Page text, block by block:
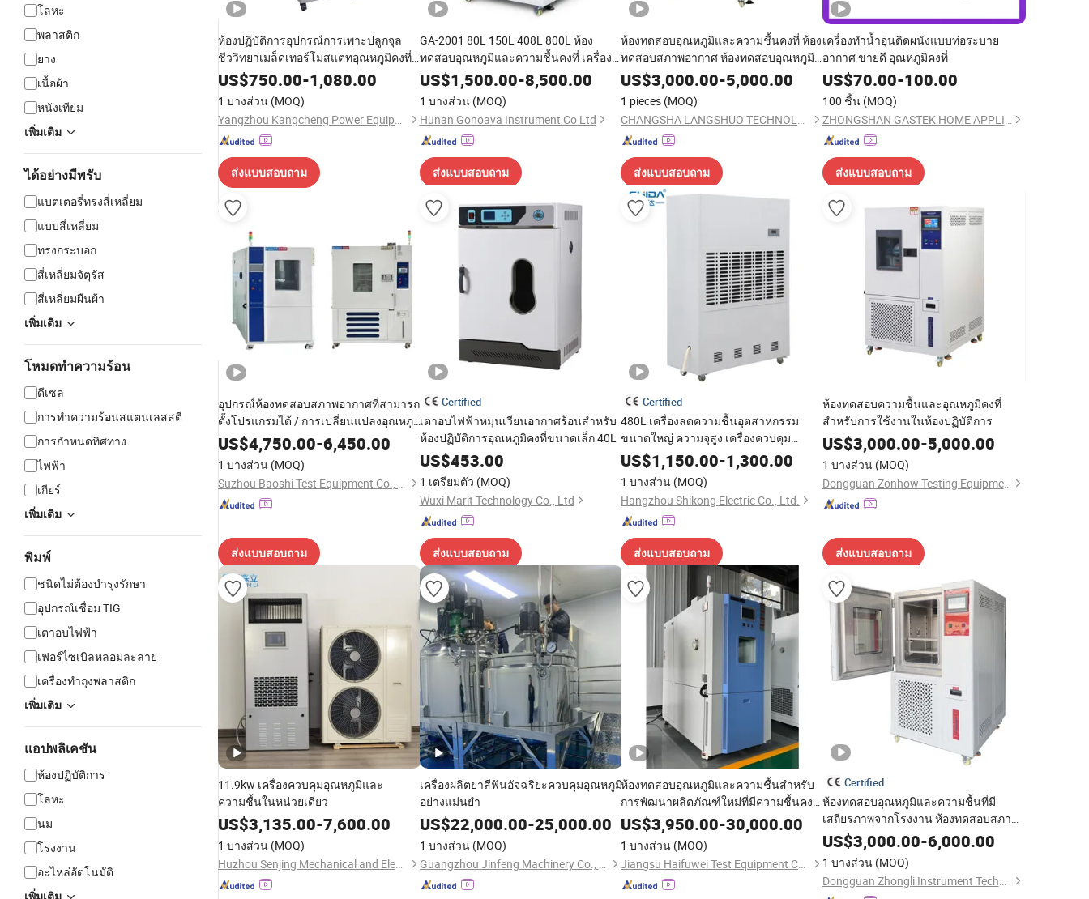
โลหะ
พลาสติก
ยาง
เนื้อผ้า
หนังเทียม
เพิ่มเติม
ได้อย่างมีพรับ
แบตเตอรี่ทรงสี่เหลี่ยม
แบบสี่เหลี่ยม
ทรงกระบอก
สี่เหลี่ยมจัตุรัส
สี่เหลี่ยมผืนผ้า
เพิ่มเติม
โหมดทำความร้อน
ดีเซล
การทำความร้อนสแตนเลสสตี
การกำหนดทิศทาง
ไฟฟ้า
เกียร์
เพิ่มเติม
พิมพ์
ชนิดไม่ต้องบำรุงรักษา
อุปกรณ์เชื่อม TIG
เตาอบไฟฟ้า
เฟอร์ไซเบิลหลอมละลาย
เครื่องทำถุงพลาสติก
เพิ่มเติม
แอปพลิเคชัน
ห้องปฏิบัติการ
โลหะ
นม
โรงงาน
อะไหล่อัตโนมัติ
ห้องปฏิบัติการอุปกรณ์การเพาะปลูกจุล
ชีววิทยาเมล็ดเทอร์โมสแตทอุณหภูมิคงที่ตู้
ฟักไข่
US$750.00-1,080.00
1 บางส่วน (MOQ)
Yangzhou Kangcheng Power Equipment Co., Ltd.
ส่งแบบสอบถาม
GA-2001 80L 150L 408L 800L ห้อง
ทดสอบอุณหภูมิและความชื้นคงที่ เครื่อง
ทดสอบสภาพแวดล้อม เครื่องมืออุปกรณ์
US$1,500.00-8,500.00
1 บางส่วน (MOQ)
Hunan Gonoava Instrument Co Ltd
ส่งแบบสอบถาม
ห้องทดสอบอุณหภูมิและความชื้นคงที่ ห้อง
ทดสอบสภาพอากาศ ห้องทดสอบอุณหภูมิ
สูงต่ำ
US$3,000.00-5,000.00
1 pieces (MOQ)
CHANGSHA LANGSHUO TECHNOLOGY CO LTD
ส่งแบบสอบถาม
เครื่องทำน้ำอุ่นติดผนังแบบท่อระบาย
อากาศ ขายดี อุณหภูมิคงที่
US$70.00-100.00
100 ชิ้น (MOQ)
ZHONGSHAN GASTEK HOME APPLIANCE COMPANY LIMITED
ส่งแบบสอบถาม
อุปกรณ์ห้องทดสอบสภาพอากาศที่สามารถ
ตั้งโปรแกรมได้ / การเปลี่ยนแปลงอุณหภูมิ
อย่างรวดเร็ว / ความชื้น / เครื่องทดสอบ
ความช็อกทางความร้อน
US$4,750.00-6,450.00
1 บางส่วน (MOQ)
Suzhou Baoshi Test Equipment Co., Ltd.
ส่งแบบสอบถาม
Certified
เตาอบไฟฟ้าหมุนเวียนอากาศร้อนสำหรับ
ห้องปฏิบัติการอุณหภูมิคงที่ขนาดเล็ก 40L
US$453.00
1 เตรียมตัว (MOQ)
Wuxi Marit Technology Co., Ltd
ส่งแบบสอบถาม
Certified
480L เครื่องลดความชื้นอุตสาหกรรม
ขนาดใหญ่ ความจุสูง เครื่องควบคุม
อุณหภูมิและความชื้น
US$1,150.00-1,300.00
1 บางส่วน (MOQ)
Hangzhou Shikong Electric Co., Ltd.
ส่งแบบสอบถาม
ห้องทดสอบความชื้นและอุณหภูมิคงที่
สำหรับการใช้งานในห้องปฏิบัติการ
US$3,000.00-5,000.00
1 บางส่วน (MOQ)
Dongguan Zonhow Testing Equipment Co., Ltd.
ส่งแบบสอบถาม
11.9kw เครื่องควบคุมอุณหภูมิและ
ความชื้นในหน่วยเดียว
US$3,135.00-7,600.00
1 บางส่วน (MOQ)
Huzhou Senjing Mechanical and Electrical Equipment Co., Ltd.
เครื่องผลิตยาสีฟันอัจฉริยะควบคุมอุณหภูมิ
อย่างแม่นยำ
US$22,000.00-25,000.00
1 บางส่วน (MOQ)
Guangzhou Jinfeng Machinery Co., Ltd.
ห้องทดสอบอุณหภูมิและความชื้นสำหรับ
การพัฒนาผลิตภัณฑ์ใหม่ที่มีความชื้นคงที่
และการลดความชื้น
US$3,950.00-30,000.00
1 บางส่วน (MOQ)
Jiangsu Haifuwei Test Equipment Co., Ltd.
Certified
ห้องทดสอบอุณหภูมิและความชื้นที่มี
เสถียรภาพจากโรงงาน ห้องทดสอบสภาพ
อากาศสูงและต่ำ ห้องทดสอบสิ่งแวดล้อม
ราคา
US$3,000.00-6,000.00
1 บางส่วน (MOQ)
Dongguan Zhongli Instrument Technology Co., Ltd